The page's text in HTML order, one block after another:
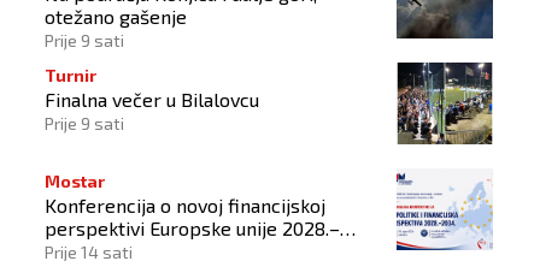
otežano gašenje
Prije 9 sati
Turnir
Finalna večer u Bilalovcu
Prije 9 sati
Mostar
Konferencija o novoj financijskoj
perspektivi Europske unije 2028.–
2034.
Prije 14 sati